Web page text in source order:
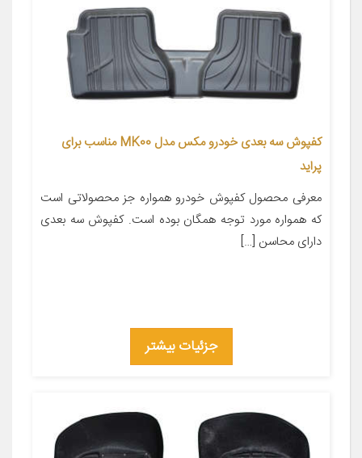
کفپوش سه بعدی خودرو مکس مدل MK00 مناسب برای
پراید
معرفی محصول کفپوش خودرو همواره جز محصولاتی است
که همواره مورد توجه همگان بوده است. کفپوش سه بعدی
دارای محاسن […]
جزئیات بیشتر